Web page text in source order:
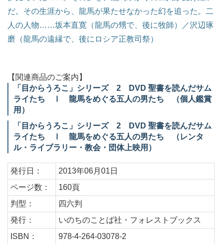
だ。その生涯から、龍馬が果たせなかった幻を追った。二
人の人物……坂本直寛（龍馬の甥で、後に牧師）／沢辺琢
磨（龍馬の遠縁で、後にロシア正教司祭）
【関連商品のご案内】
「目からうろこ」シリーズ 2 DVD 聖書を読んだサム
ライたち Ⅰ 龍馬をめぐる五人の男たち （個人鑑賞
用）
「目からうろこ」シリーズ 2 DVD 聖書を読んだサム
ライたち Ⅰ 龍馬をめぐる五人の男たち （レンタ
ル・ライブラリー・教会・団体上映用）
発行日：
2013年06月01日
ページ数：
160頁
判型：
四六判
発行：
いのちのことば社・フォレストブックス
ISBN：
978-4-264-03078-2